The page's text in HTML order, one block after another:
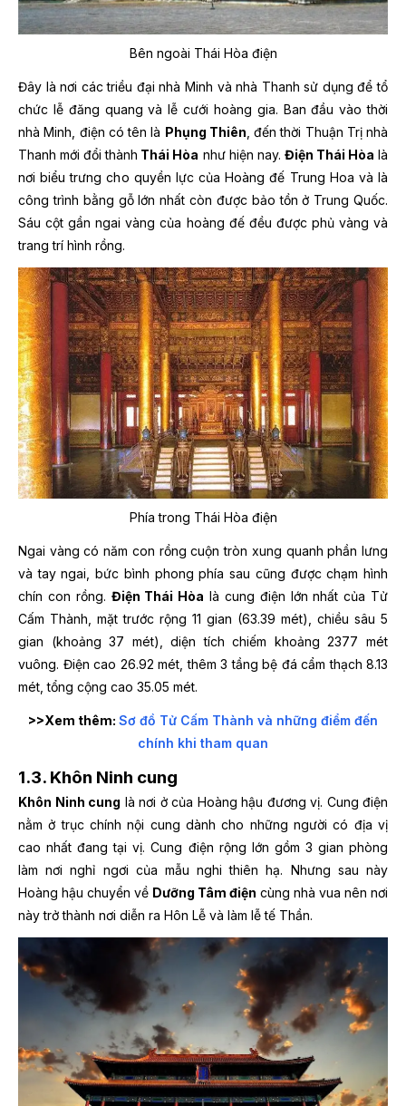
Bên ngoài Thái Hòa điện
Đây là nơi các triều đại nhà Minh và nhà Thanh sử dụng để tổ
chức lễ đăng quang và lễ cưới hoàng gia. Ban đầu vào thời
nhà Minh, điện có tên là Phụng Thiên , đến thời Thuận Trị nhà
Thanh mới đổi thành Thái Hòa như hiện nay. Điện Thái Hòa là
nơi biểu trưng cho quyền lực của Hoàng đế Trung Hoa và là
công trình bằng gỗ lớn nhất còn được bảo tồn ở Trung Quốc.
Sáu cột gần ngai vàng của hoàng đế đều được phủ vàng và
trang trí hình rồng.
Phía trong Thái Hòa điện
Ngai vàng có năm con rồng cuộn tròn xung quanh phần lưng
và tay ngai, bức bình phong phía sau cũng được chạm hình
chín con rồng. Điện Thái Hòa là cung điện lớn nhất của Tử
Cấm Thành, mặt trước rộng 11 gian (63.39 mét), chiều sâu 5
gian (khoảng 37 mét), diện tích chiếm khoảng 2377 mét
vuông. Điện cao 26.92 mét, thêm 3 tầng bệ đá cẩm thạch 8.13
mét, tổng cộng cao 35.05 mét.
>>Xem thêm: Sơ đồ Tử Cấm Thành và những điểm đến
chính khi tham quan
1.3. Khôn Ninh cung
Khôn Ninh cung là nơi ở của Hoàng hậu đương vị. Cung điện
nằm ở trục chính nội cung dành cho những người có địa vị
cao nhất đang tại vị.Cung điện rộng lớn gồm 3 gian phòng
làm nơi nghỉ ngơi của mẫu nghi thiên hạ. Nhưng sau này
Hoàng hậu chuyển về Dưỡng Tâm điện cùng nhà vua nên nơi
này trở thành nơi diễn ra Hôn Lễ và làm lễ tế Thần.